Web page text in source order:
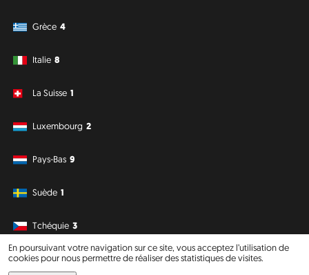
En poursuivant votre navigation sur ce site, vous acceptez l’utilisation de
cookies pour nous permettre de réaliser des statistiques de visites.
Grèce 4
Italie 8
La Suisse 1
Luxembourg 2
Pays-Bas 9
Suède 1
Tchéquie 3
Amérique du Sud Océanie